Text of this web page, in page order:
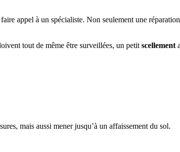
appel à un spécialiste. Non seulement une
tout de même être surveillées, un petit scellement
mais aussi mener jusqu’à un affaissement du sol.